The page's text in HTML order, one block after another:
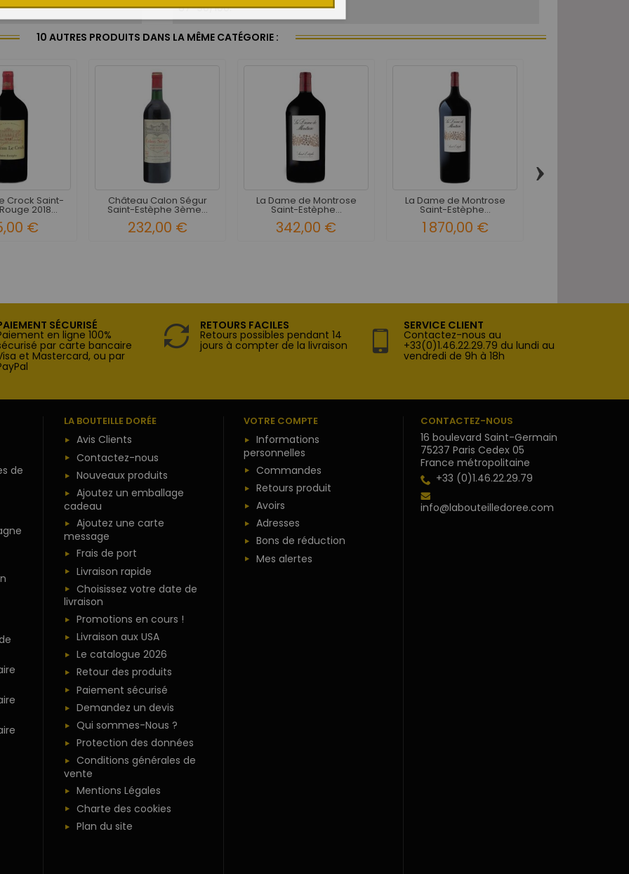
87-90/100.
10 AUTRES PRODUITS DANS LA MÊME CATÉGORIE :
Crock Saint-
2018...
€
Château Calon Ségur
Saint-Estèphe 3ème...
232,00 €
La Dame de Montrose
Saint-Estèphe...
342,00 €
La Dame de Montrose
Saint-Estèphe...
1 870,00 €
›
SÉCURISÉ
en ligne 100%
par carte bancaire
et Mastercard, ou par
RETOURS FACILES
Retours possibles pendant 14
jours à compter de la livraison
SERVICE CLIENT
Contactez-nous au
+33(0)1.46.22.29.79 du lundi au
vendredi de 9h à 18h
de
LA BOUTEILLE DORÉE
Avis Clients
Contactez-nous
Nouveaux produits
Ajoutez un emballage
cadeau
Ajoutez une carte
message
Frais de port
Livraison rapide
Choisissez votre date de
livraison
Promotions en cours !
Livraison aux USA
Le catalogue 2026
Retour des produits
Paiement sécurisé
Demandez un devis
Qui sommes-Nous ?
Protection des données
Conditions générales de
vente
Mentions Légales
Charte des cookies
Plan du site
VOTRE COMPTE
Informations
personnelles
Commandes
Retours produit
Avoirs
Adresses
Bons de réduction
Mes alertes
CONTACTEZ-NOUS
16 boulevard Saint-Germain
75237 Paris Cedex 05
France métropolitaine
+33 (0)1.46.22.29.79
info@labouteilledoree.com